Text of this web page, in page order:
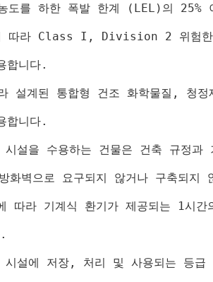
도를 하한 폭발 한계 (LEL) 의 25%
따라 Class I, Division 2 위험
합니다.
설계된 통합형 건조 화학물질 , 청
합니다.
시설을 수용하는 건물은 건축 규정과
화벽으로 요구되지 않거나 구축되지
따라 기계식 환기가 제공되는 1시간
.
시설에 저장 , 처리 및 사용되는 등급